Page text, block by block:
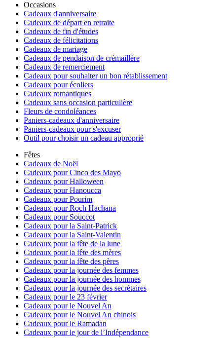
Occasions
Cadeaux d'anniversaire
Cadeaux de départ en retraite
Cadeaux de fin d'études
Cadeaux de félicitations
Cadeaux de mariage
Cadeaux de pendaison de crémaillère
Cadeaux de remerciement
Cadeaux pour souhaiter un bon rétablissement
Cadeaux pour écoliers
Cadeaux romantiques
Cadeaux sans occasion particulière
Fleurs de condoléances
Paniers-cadeaux d'anniversaire
Paniers-cadeaux pour s'excuser
Outil pour choisir un cadeau approprié
Fêtes
Cadeaux de Noël
Cadeaux pour Cinco des Mayo
Cadeaux pour Halloween
Cadeaux pour Hanoucca
Cadeaux pour Pourim
Cadeaux pour Roch Hachana
Cadeaux pour Souccot
Cadeaux pour la Saint-Patrick
Cadeaux pour la Saint-Valentin
Cadeaux pour la fête de la lune
Cadeaux pour la fête des mères
Cadeaux pour la fête des pères
Cadeaux pour la journée des femmes
Cadeaux pour la journée des hommes
Cadeaux pour la journée des secrétaires
Cadeaux pour le 23 février
Cadeaux pour le Nouvel An
Cadeaux pour le Nouvel An chinois
Cadeaux pour le Ramadan
Cadeaux pour le jour de l’Indépendance